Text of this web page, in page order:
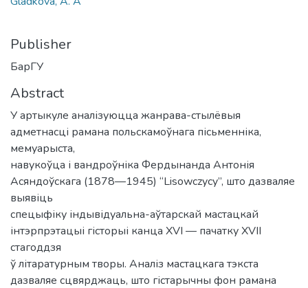
Publisher
БарГУ
Abstract
У артыкуле аналізуюцца жанрава-стылёвыя
адметнасці рамана польскамоўнага пісьменніка,
мемуарыста,
навукоўца і вандроўніка Фердынанда Антонія
Асяндоўскага (1878—1945) “Lisowczycy”, што дазваляе
выявіць
спецыфіку індывідуальна-аўтарскай мастацкай
інтэрпрэтацыі гісторыі канца XVІ — пачатку XVII
стагоддзя
ў літаратурным творы. Аналіз мастацкага тэкста
дазваляе сцвярджаць, што гістарычны фон рамана